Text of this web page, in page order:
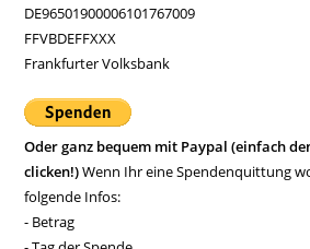
DE96501900006101767009
FFVBDEFFXXX
Frankfurter Volksbank
Oder ganz bequem mit Paypal (einfach
clicken!)Wenn Ihr eine Spendenquittung
folgende Infos:
- Betrag